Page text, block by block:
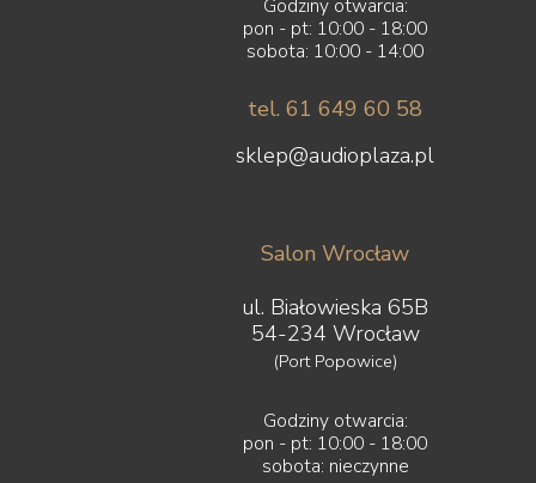
pon - pt: 10:00 - 18:00
sobota: 10:00 - 14:00
tel. 61 649 60 58
sklep@audioplaza.pl
Salon Wrocław
ul. Białowieska 65B
54-234 Wrocław
(Port Popowice)
Godziny otwarcia:
pon - pt: 10:00 - 18:00
sobota: nieczynne